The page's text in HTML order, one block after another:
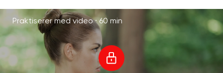
Praktiserer med video ·60 min